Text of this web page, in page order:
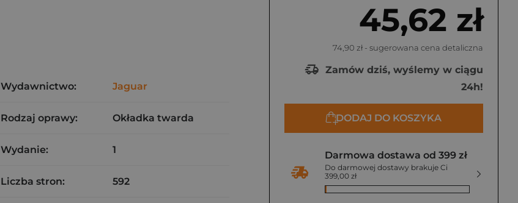
45,62 zł
74,90 zł - sugerowana cena detaliczna
Zamów dziś, wyślemy w ciągu
24h!
DODAJ DO KOSZYKA
Darmowa dostawa od 399 zł
Do darmowej dostawy brakuje Ci
399,00 zł
Wydawnictwo: Jaguar
Rodzaj oprawy: Okładka twarda
Wydanie: 1
Liczba stron: 592